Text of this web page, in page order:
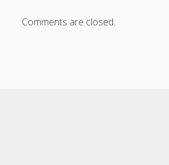
Comments are closed.